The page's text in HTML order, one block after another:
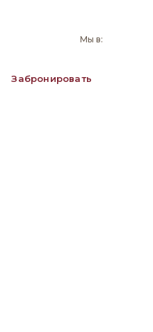
Мы в:
Забронировать